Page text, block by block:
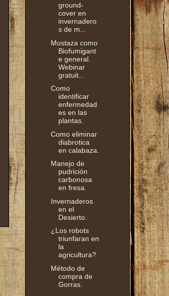
ground-
cover en
invernadero
s de m...
Mostaza como
Biofumigant
e general.
Webinar
gratuit...
Como
identificar
enfermedad
es en las
plantas.
Como eliminar
diabrotica
en calabaza.
Manejo de
pudrición
carbonosa
en fresa.
Invernaderos
en el
Desierto.
¿Los robots
triunfaran en
la
agricultura?
Método de
compra de
Gorras.